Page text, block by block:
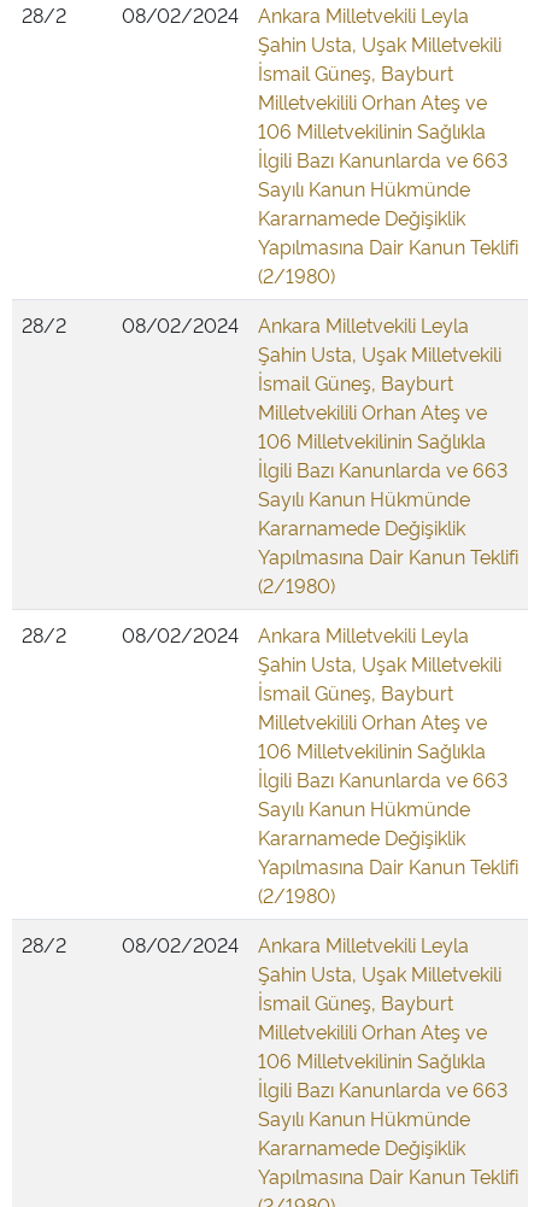
28/2
08/02/2024
Ankara Milletvekili Leyla
Şahin Usta, Uşak Milletvekili
İsmail Güneş, Bayburt
Milletvekilili Orhan Ateş ve
106 Milletvekilinin Sağlıkla
İlgili Bazı Kanunlarda ve 663
Sayılı Kanun Hükmünde
Kararnamede Değişiklik
Yapılmasına Dair Kanun Teklifi
(2/1980)
28/2
08/02/2024
Ankara Milletvekili Leyla
Şahin Usta, Uşak Milletvekili
İsmail Güneş, Bayburt
Milletvekilili Orhan Ateş ve
106 Milletvekilinin Sağlıkla
İlgili Bazı Kanunlarda ve 663
Sayılı Kanun Hükmünde
Kararnamede Değişiklik
Yapılmasına Dair Kanun Teklifi
(2/1980)
28/2
08/02/2024
Ankara Milletvekili Leyla
Şahin Usta, Uşak Milletvekili
İsmail Güneş, Bayburt
Milletvekilili Orhan Ateş ve
106 Milletvekilinin Sağlıkla
İlgili Bazı Kanunlarda ve 663
Sayılı Kanun Hükmünde
Kararnamede Değişiklik
Yapılmasına Dair Kanun Teklifi
(2/1980)
28/2
08/02/2024
Ankara Milletvekili Leyla
Şahin Usta, Uşak Milletvekili
İsmail Güneş, Bayburt
Milletvekilili Orhan Ateş ve
106 Milletvekilinin Sağlıkla
İlgili Bazı Kanunlarda ve 663
Sayılı Kanun Hükmünde
Kararnamede Değişiklik
Yapılmasına Dair Kanun Teklifi